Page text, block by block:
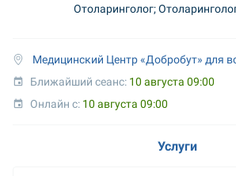
Отоларинголог;
Медицинский Центр «Добробут» для
Ближайший сеанс: 10 августа 09:00
Онлайн с: 10 августа 09:00
Услуги